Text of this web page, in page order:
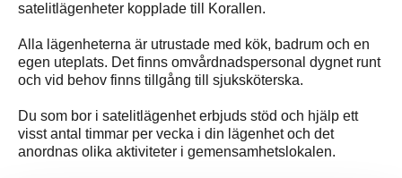
satelitlägenheter kopplade till Korallen.
Alla lägenheterna är utrustade med kök, badrum och en
egen uteplats. Det finns omvårdnadspersonal dygnet runt
och vid behov finns tillgång till sjuksköterska.
Du som bor i satelitlägenhet erbjuds stöd och hjälp ett
visst antal timmar per vecka i din lägenhet och det
anordnas olika aktiviteter i gemensamhetslokalen.